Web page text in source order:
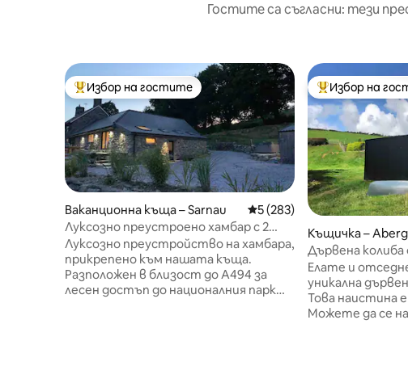
Гостите са съгласни: тези
Най-популярен избор на гостите
Избор на гостите
Ваканционна къща – Sarnau Средна оценка: 5 от 5,
5 (283)
Луксозно преустроено хамбар с 2
спални/2 бани и хидромасажна вана
Луксозно преустройство на хамбара,
прикрепено към нашата къща.
Разположен в близост до A494 за
лесен достъп до националния парк
Най-популярен
Избор на
Къщичка –
Дървена колиба
Елате и
уникална
Това наистина
Можете да се